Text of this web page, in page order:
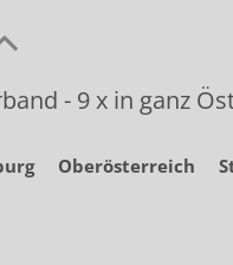
- 9 x in ganz
Oberösterreich